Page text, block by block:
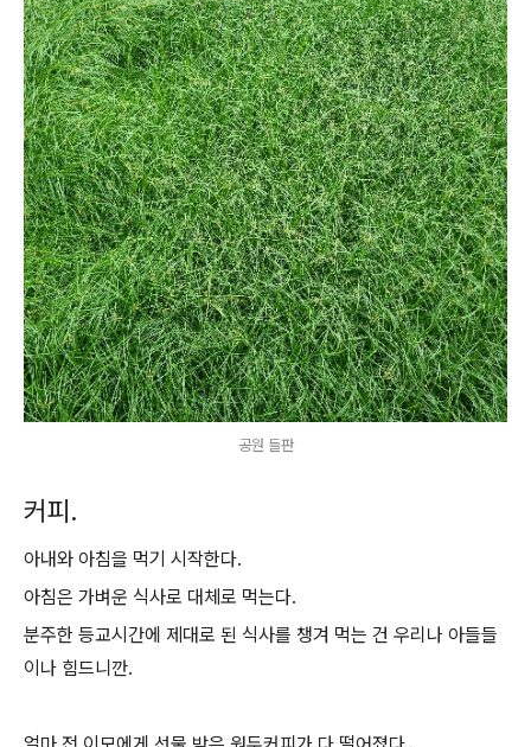
공원 들판
커피.
아내와 아침을 먹기 시작한다.
아침은 가벼운 식사로 대체로 먹는다.
분주한 등교시간에 제대로 된 식사를 챙겨 먹는 건 우리나 아들들
이나 힘드니깐.